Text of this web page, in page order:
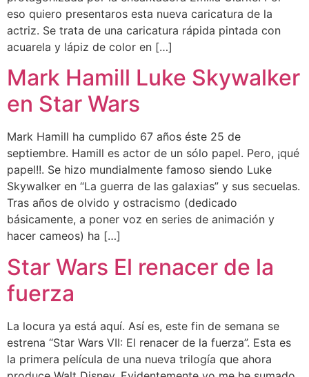
eso quiero presentaros esta nueva caricatura de la
actriz. Se trata de una caricatura rápida pintada con
acuarela y lápiz de color en […]
Mark Hamill Luke Skywalker
en Star Wars
Mark Hamill ha cumplido 67 años éste 25 de
septiembre. Hamill es actor de un sólo papel. Pero, ¡qué
papel!!. Se hizo mundialmente famoso siendo Luke
Skywalker en “La guerra de las galaxias” y sus secuelas.
Tras años de olvido y ostracismo (dedicado
básicamente, a poner voz en series de animación y
hacer cameos) ha […]
Star Wars El renacer de la
fuerza
La locura ya está aquí. Así es, este fin de semana se
estrena “Star Wars VII: El renacer de la fuerza”. Esta es
la primera película de una nueva trilogía que ahora